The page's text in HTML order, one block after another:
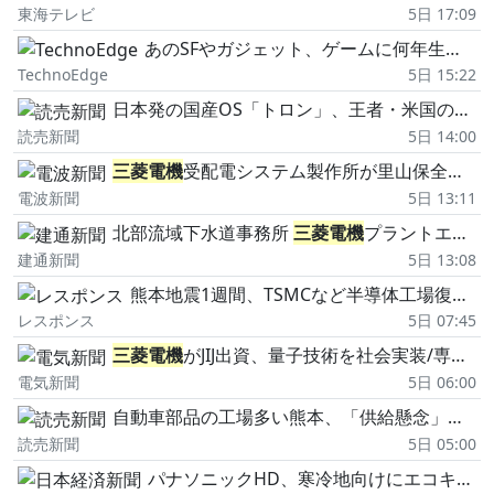
東海テレビ 5日 17:09
あのSFやガジェット、ゲームに何年生で出会ったかがわかるインタラクティブ年表「SF・コンピューター技術ライフライン」を3倍に育てた。自分語りに便利なX共有機能も(CloseBox)
TechnoEdge 5日 15:22
日本発の国産OS「トロン」、王者・米国の対抗軸に…「未来の社会インフラに」異例の無料公開で動いた松下電器
読売新聞 5日 14:00
三菱電機受配電システム製作所が里山保全活動 従業員らが手島で海岸清掃
電波新聞 5日 13:11
北部流域下水道事務所三菱電機プラントエンジニアリングを表彰
建通新聞 5日 13:08
熊本地震1週間、TSMCなど半導体工場復旧、ホンダ国内3工場は8月19日まで停止[新聞ウォッチ]
レスポンス 5日 07:45
三菱電機がJIJ出資、量子技術を社会実装/専門知識不要に
電気新聞 5日 06:00
自動車部品の工場多い熊本、「供給懸念」で遠方の完成車工場に影響も…本格的な稼働再開はお盆後の見込み
読売新聞 5日 05:00
パナソニックHD、寒冷地向けにエコキュート 微細な泡で汚れ防止